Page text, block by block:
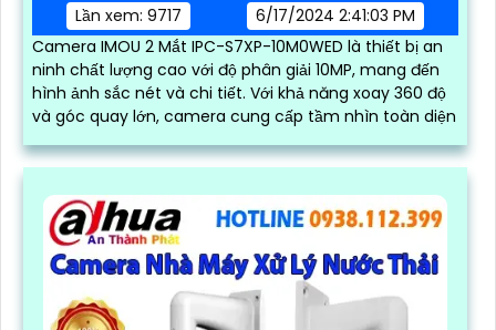
Lần xem: 9717
6/17/2024 2:41:03 PM
Camera IMOU 2 Mắt IPC-S7XP-10M0WED là thiết bị an
ninh chất lượng cao với độ phân giải 10MP, mang đến
hình ảnh sắc nét và chi tiết. Với khả năng xoay 360 độ
và góc quay lớn, camera cung cấp tầm nhìn toàn diện